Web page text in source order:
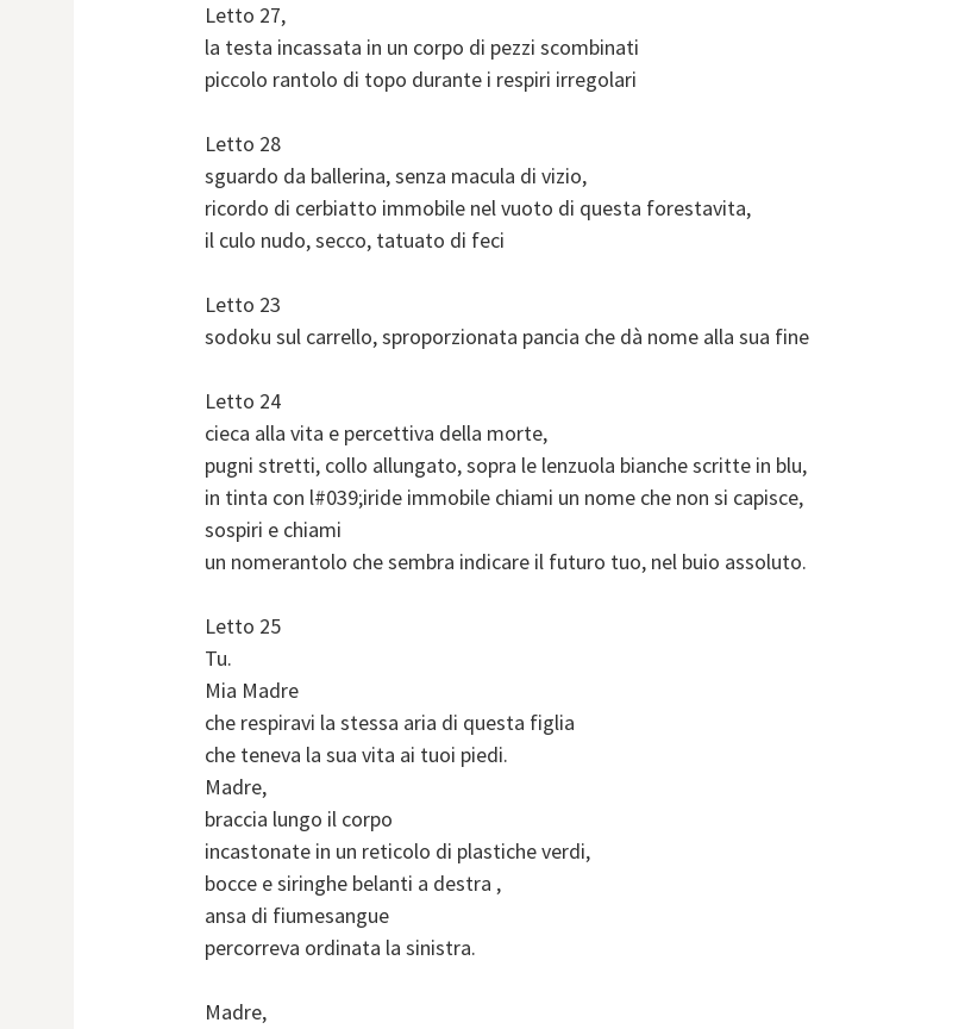
Letto 27,
la testa incassata in un corpo di pezzi scombinati
piccolo rantolo di topo durante i respiri irregolari
Letto 28
sguardo da ballerina, senza macula di vizio,
ricordo di cerbiatto immobile nel vuoto di questa forestavita,
il culo nudo, secco, tatuato di feci
Letto 23
sodoku sul carrello, sproporzionata pancia che dà nome alla sua fine
Letto 24
cieca alla vita e percettiva della morte,
pugni stretti, collo allungato, sopra le lenzuola bianche scritte in blu,
in tinta con l#039;iride immobile chiami un nome che non si capisce,
sospiri e chiami
un nomerantolo che sembra indicare il futuro tuo, nel buio assoluto.
Letto 25
Tu.
Mia Madre
che respiravi la stessa aria di questa figlia
che teneva la sua vita ai tuoi piedi.
Madre,
braccia lungo il corpo
incastonate in un reticolo di plastiche verdi,
bocce e siringhe belanti a destra ,
ansa di fiumesangue
percorreva ordinata la sinistra.
Madre,